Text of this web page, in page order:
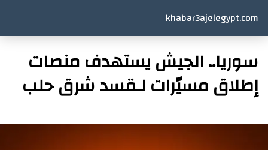
khabar3ajelegypt.com
سوريا.. الجيش يستهدف منصات
إطلاق مسيّرات لـقسد شرق حلب